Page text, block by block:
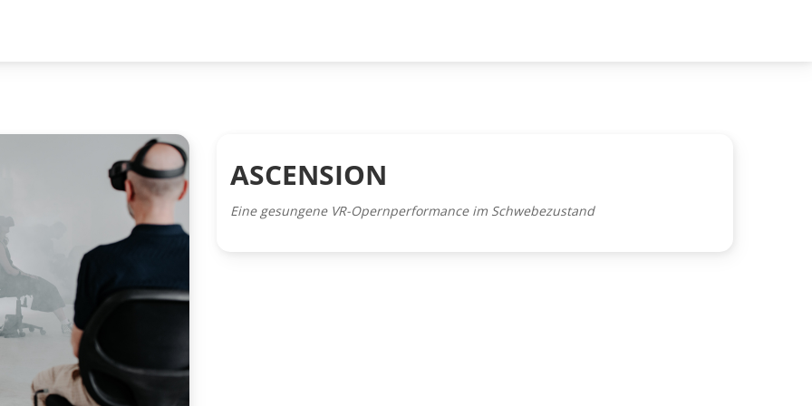
ASCENSION
Eine gesungene VR-Opernperformance im Schwebezustand